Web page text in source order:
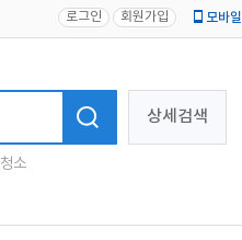
로그인 회원가입 모바일
상세검색
청소